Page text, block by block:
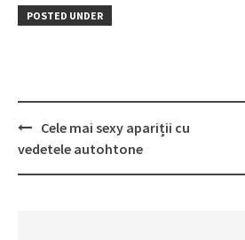
POSTED UNDER
Post
navigation
Cele mai sexy apariții cu
vedetele autohtone